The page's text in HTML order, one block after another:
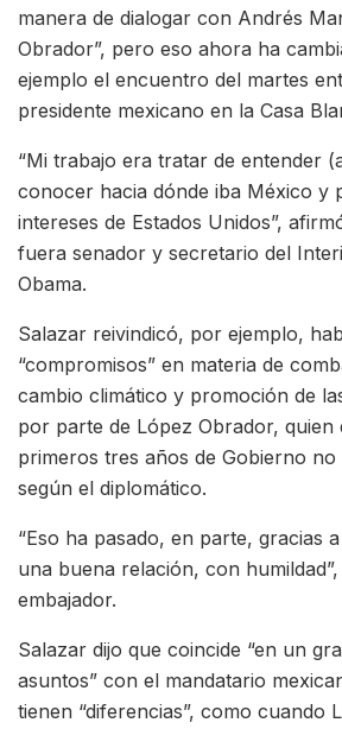
manera de dialogar con Andrés
Obrador”, pero eso ahora ha
ejemplo el encuentro del martes
presidente mexicano en la Casa
“Mi trabajo era tratar de entender
conocer hacia dónde iba México y
intereses de Estados Unidos”,
fuera senador y secretario del
Obama.
Salazar reivindicó, por ejemplo,
“compromisos” en materia de
cambio climático y promoción de
por parte de López Obrador, quien
primeros tres años de Gobierno no
según el diplomático.
“Eso ha pasado, en parte, gracias
una buena relación, con
embajador.
Salazar dijo que coincide “en un
asuntos” con el mandatario
tienen “diferencias”, como cuando